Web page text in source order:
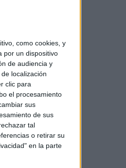
como cookies, y
por un dispositivo
de audiencia y
localización
clic para
el procesamiento
sus
de sus
tal
o retirar su
en la parte